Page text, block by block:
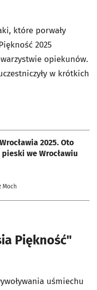
które porwały
2025
opiekunów.
w krótkich
2025. Oto
we Wrocławiu
Moch
Piękność"
uśmiechu